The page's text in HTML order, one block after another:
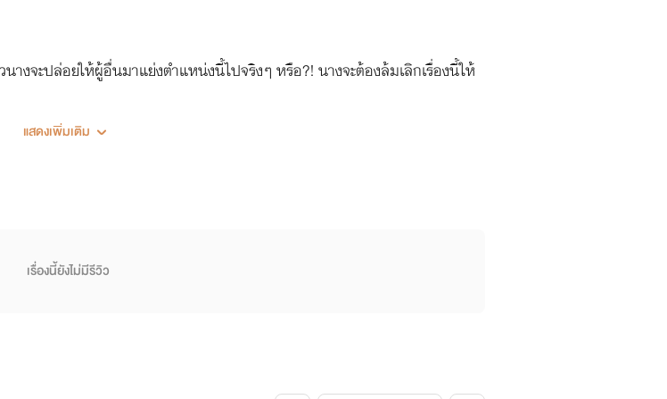
างจะปล่อยให้ผู้อื่นมาแย่งตำแหน่งนี้ไปจริงๆ หรือ?! นางจะต้องล้มเลิกเรื่องนี้ให้
แสดงเพิ่มเติม
เรื่องนี้ยังไม่มีรีวิว